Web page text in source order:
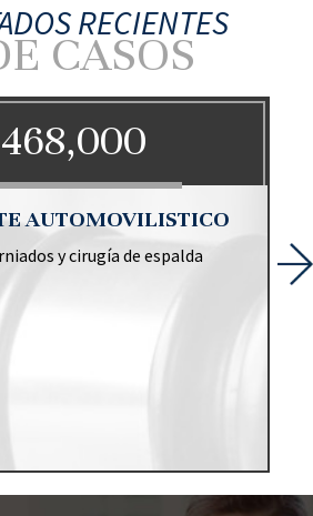
RECIENTES
CASOS
AUTOMOVILISTICO
y cirugía de espalda